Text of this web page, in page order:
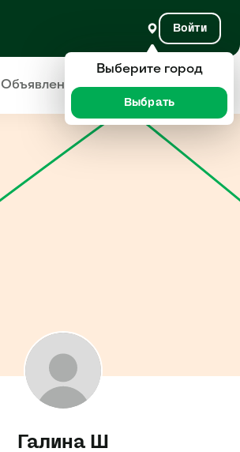
Войти
Объявления Отзывы
Галина Ш
Выберите город
Выбрать